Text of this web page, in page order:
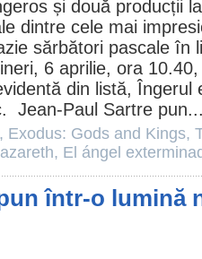
și două producții
dintre cele mai
sărbători pascale în
6 aprilie, ora
din listă, Îngerul
Jean-Paul Sartre
, Exodus: Gods and Kings,
, El ángel
într-o lumină